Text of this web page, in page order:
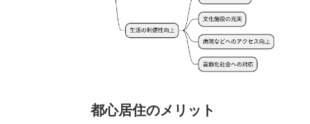
都心居住のメリット